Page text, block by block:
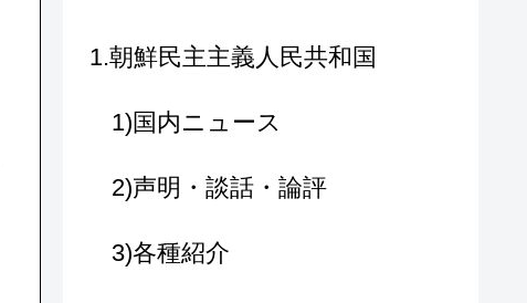
1.朝鮮民主主義人民共和国
1)国内ニュース
2)声明・談話・論評
3)各種紹介